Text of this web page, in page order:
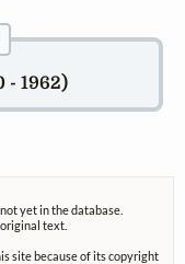
- 1962)
yet in the database.
text.
site because of its copyright